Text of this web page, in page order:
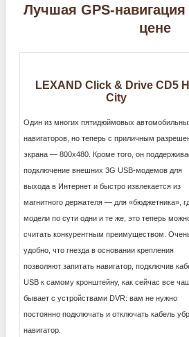
Лучшая GPS-
цене
LEXAND Click & Drive CD5
City
Один из многих пятидюймовых
навигаторов, но теперь с приличным
экрана — 800х480. Кроме того, он
подключение внешних 3G USB-модемов для
выхода в Интернет и быстро извлекается из
магнитного держателя — для «бюджетника»,
модели по сути одни и те же, это теперь
считать конкурентным преимуществом.
удобно, что гнезда в основании крепления
позволяют запитать навигатор, подключив
USB к самому кронштейну, как сейчас все
бывает с устройствами DVR: вам не нужно
постоянно подключать и отключать кабель
навигатор.